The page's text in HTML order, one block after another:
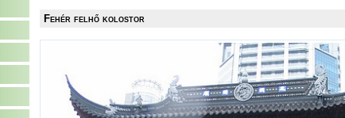
Fehér felhő kolostor